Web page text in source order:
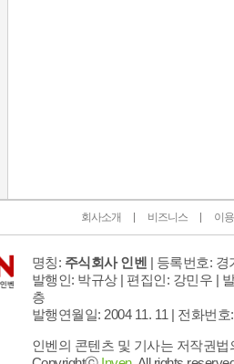
회사소개 비즈니스 이
명칭: 주식회사 인벤 | 등록번호: 경
발행인: 박규상 | 편집인: 강민우 |
층
발행연월일: 2004 11. 11 | 전화번호
인벤의 콘텐츠 및 기사는 저작권